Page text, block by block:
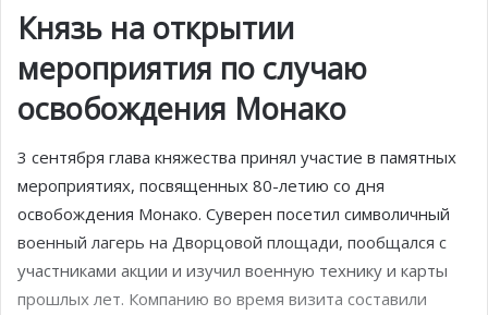
Князь на открытии
мероприятия по случаю
освобождения Монако
3 сентября глава княжества принял участие в памятных
мероприятиях, посвященных 80-летию со дня
освобождения Монако. Суверен посетил символичный
военный лагерь на Дворцовой площади, пообщался с
участниками акции и изучил военную технику и карты
прошлых лет. Компанию во время визита составили